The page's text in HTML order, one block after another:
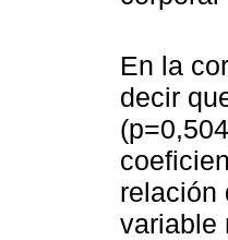
En la
decir
relación
variable